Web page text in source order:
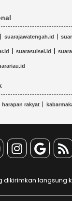
suarajawatengah.id
suarasulsel.id
harapan rakyat
langsung